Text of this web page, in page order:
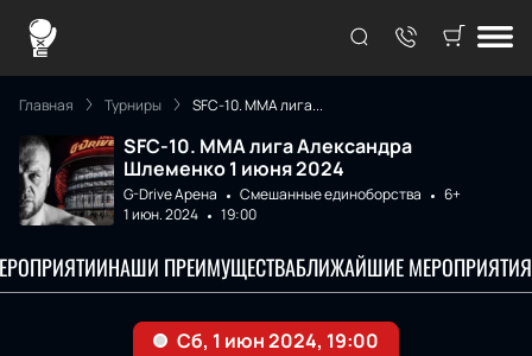
Главная Турниры SFC-10. ММА лига...
SFC-10. ММА лига Александра
Шлеменко 1 июня 2024
G-Drive Арена Смешанные единоборства
6+
1 июн. 2024
19:00
НАШИ ПРЕИМУЩЕСТВАБЛИЖАЙШИЕ МЕРОПРИЯТИЯ